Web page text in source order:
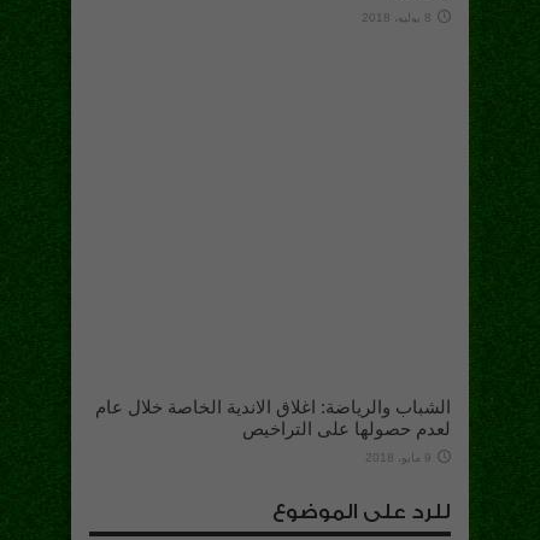
8 يوليو، 2018
الشباب والرياضة: اغلاق الاندية الخاصة خلال عام
لعدم حصولها على التراخيص
9 مايو، 2018
للرد على الموضوع